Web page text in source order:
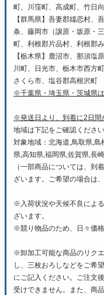
町、川窪町、高成町、竹日
【群馬県】吾妻郡嬬恋村、
条、藤岡市（譲原・坂原・
町、利根郡片品村、利根郡
【栃木県】鹿沼市、那須塩
川町、日光市、栃木市西方
さくら市、塩谷郡高根沢町
※千葉県・埼玉県・茨城県は
※発送日より、到着に2日間
地域は下記をご確認ください
対象地域：北海道,鳥取県,
県,高知県,福岡県,佐賀県,長
（一部商品については、到
ざいます。ご希望の場合は
※入荷状況や天候不良によ
ざいます。
※競り物品のため、日々価格
※卸加工可能な商品のリク
し、三枚おろしなどをご希
にご記入ください。ご注文
受けできません。また、商